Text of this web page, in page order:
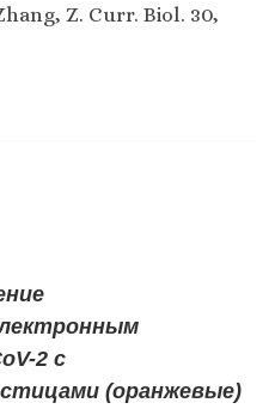
Z. Curr. Biol. 30,
2 с
(оранжевые)